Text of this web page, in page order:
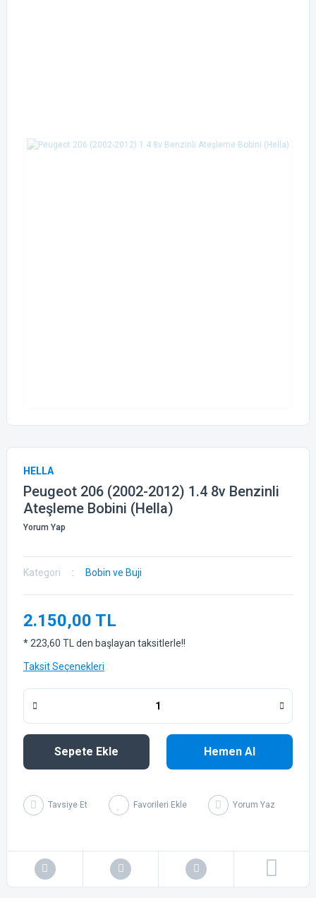
HELLA
Peugeot 206 (2002-2012) 1.4 8v Benzinli
Ateşleme Bobini (Hella)
Yorum Yap
Kategori Bobin ve Buji
2.150,00 TL
* 223,60 TL den başlayan taksitlerle!!
Taksit Seçenekleri
Sepete Ekle Hemen Al
Tavsiye Et Yorum Yaz